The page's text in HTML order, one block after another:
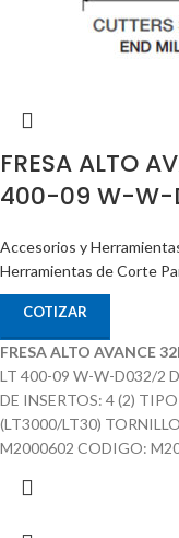
FRESA ALTO
400-09 W-W-
Accesorios y
Herramientas de Corte
COTIZAR
FRESA ALTO AVANCE
LT 400-09 W-W-D032/2
DE INSERTOS: 4 (2)
(LT3000/LT30)
M2000602 CODIGO: